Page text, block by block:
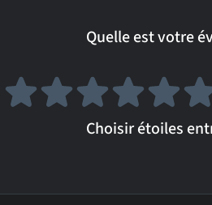
Quelle est votre
Choisir étoiles